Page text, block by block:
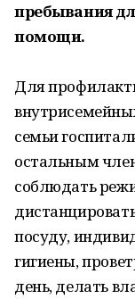
пребывания
помощи.
Для
семьи
остальным
соблюдать
посуду,
гигиены,
день, делать